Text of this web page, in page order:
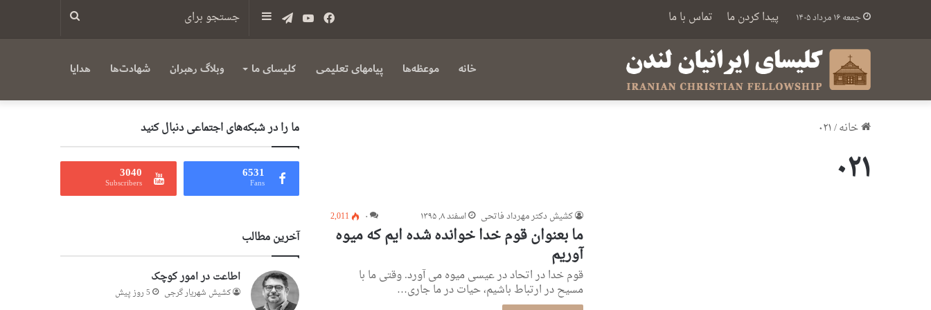
جمعه ۱۶ مرداد ۱۴۰۵ پیدا کردن ما تماس با ما سایدبار تلگرامیوتیوب فیس
خانه موعظه‌ها پیامهای تعلیمی کلیسای ما وبلاگ رهبران شهادت‌ها هدایا
خانه/۰۲۱
۰۲۱
کشیش دکتر مهرداد فاتحی اسفند ۸, ۱۳۹۵ ۰ 2,011
ما بعنوان قوم خدا خوانده شده ایم که میوه
آوریم
قوم خدا در اتحاد در عیسی میوه می آورد. وقتی ما با
مسیح در ارتباط باشیم، حیات در ما جاری…
ما را در شبکه‌های اجتماعی دنبال کنید
6531
Fans
3040
Subscribers
آخرین مطالب
اطاعت در امور کوچک
کشیش شهریار گرجى 5 روز پیش